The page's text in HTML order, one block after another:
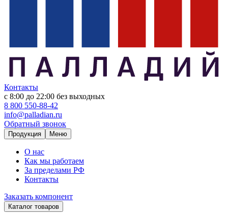
Контакты
с 8:00 до 22:00 без выходных
8 800 550-88-42
info@palladian.ru
Обратный звонок
Продукция Меню
О нас
Как мы работаем
За пределами РФ
Контакты
Заказать компонент
Каталог товаров